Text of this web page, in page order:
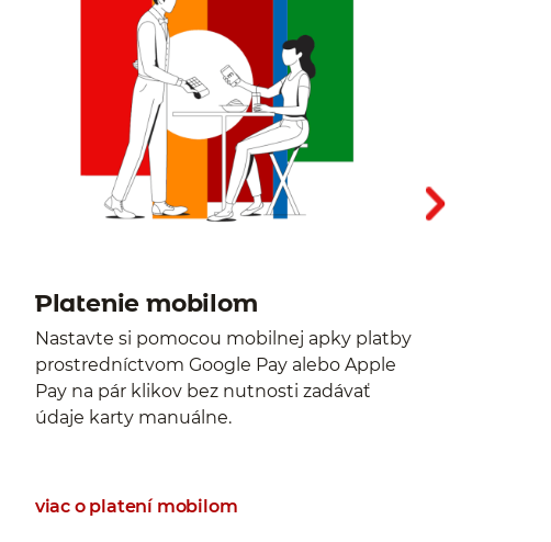
Platenie mobilom
Nastavte si pomocou mobilnej apky platby
prostredníctvom Google Pay alebo Apple
Pay na pár klikov bez nutnosti zadávať
údaje karty manuálne.
viac o platení mobilom